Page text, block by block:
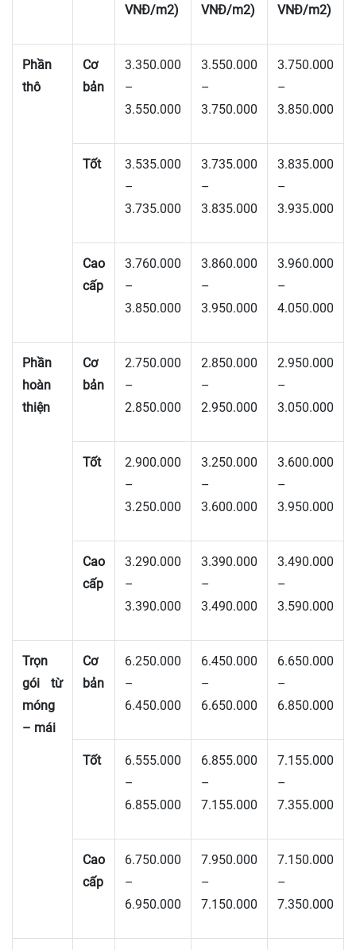
VNĐ/m2) VNĐ/m2) VNĐ/m2)
Phần
thô
Cơ
bản
3.350.000
–
3.550.000
3.550.000
–
3.750.000
3.750.000
–
3.850.000
Tốt
3.535.000
–
3.735.000
3.735.000
–
3.835.000
3.835.000
–
3.935.000
Cao
cấp
3.760.000
–
3.850.000
3.860.000
–
3.950.000
3.960.000
–
4.050.000
Phần
hoàn
thiện
Cơ
bản
2.750.000
–
2.850.000
2.850.000
–
2.950.000
2.950.000
–
3.050.000
Tốt
2.900.000
–
3.250.000
3.250.000
–
3.600.000
3.600.000
–
3.950.000
Cao
cấp
3.290.000
–
3.390.000
3.390.000
–
3.490.000
3.490.000
–
3.590.000
Trọn
gói từ
móng
– mái
Cơ
bản
6.250.000
–
6.450.000
6.450.000
–
6.650.000
6.650.000
–
6.850.000
Tốt
6.555.000
–
6.855.000
6.855.000
–
7.155.000
7.155.000
–
7.355.000
Cao
cấp
6.750.000
–
6.950.000
7.950.000
–
7.150.000
7.150.000
–
7.350.000